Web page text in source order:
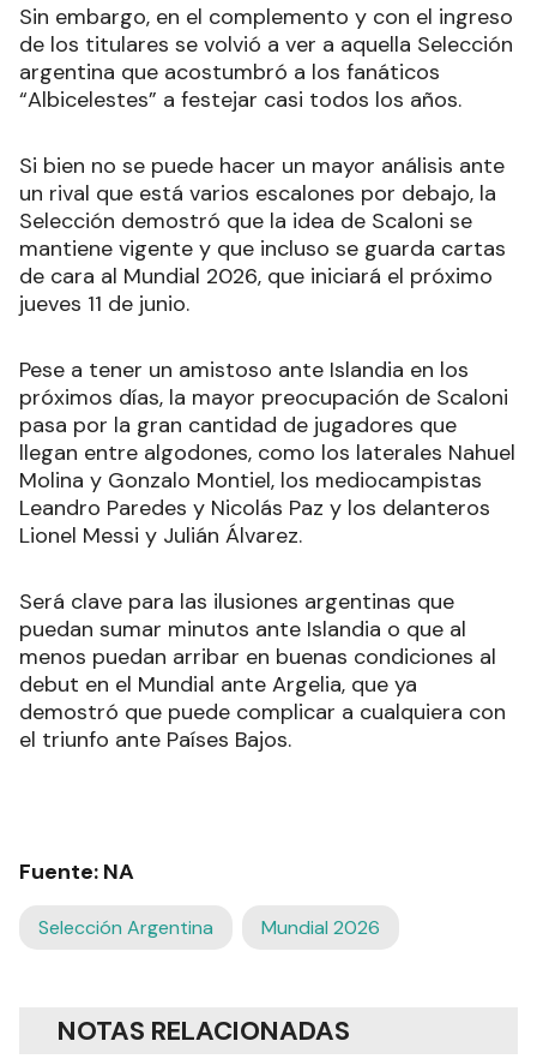
Sin embargo, en el complemento y con el ingreso
de los titulares se volvió a ver a aquella Selección
argentina que acostumbró a los fanáticos
“Albicelestes” a festejar casi todos los años.
Si bien no se puede hacer un mayor análisis ante
un rival que está varios escalones por debajo, la
Selección demostró que la idea de Scaloni se
mantiene vigente y que incluso se guarda cartas
de cara al Mundial 2026, que iniciará el próximo
jueves 11 de junio.
Pese a tener un amistoso ante Islandia en los
próximos días, la mayor preocupación de Scaloni
pasa por la gran cantidad de jugadores que
llegan entre algodones, como los laterales Nahuel
Molina y Gonzalo Montiel, los mediocampistas
Leandro Paredes y Nicolás Paz y los delanteros
Lionel Messi y Julián Álvarez.
Será clave para las ilusiones argentinas que
puedan sumar minutos ante Islandia o que al
menos puedan arribar en buenas condiciones al
debut en el Mundial ante Argelia, que ya
demostró que puede complicar a cualquiera con
el triunfo ante Países Bajos.
Fuente: NA
Selección Argentina Mundial 2026
NOTAS RELACIONADAS